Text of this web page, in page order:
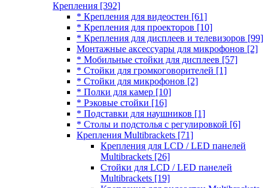
Крепления [392]
* Крепления для видеостен [61]
* Крепления для проекторов [10]
* Крепления для дисплеев и телевизоров [99]
Монтажные аксессуары для микрофонов [2]
* Мобильные стойки для дисплеев [57]
* Стойки для громкоговорителей [1]
* Стойки для микрофонов [2]
* Полки для камер [10]
* Рэковые стойки [16]
* Подставки для наушников [1]
* Столы и подстолья с регулировкой [6]
Крепления Multibrackets [71]
Крепления для LCD / LED панелей
Multibrackets [26]
Стойки для LCD / LED панелей
Multibrackets [19]